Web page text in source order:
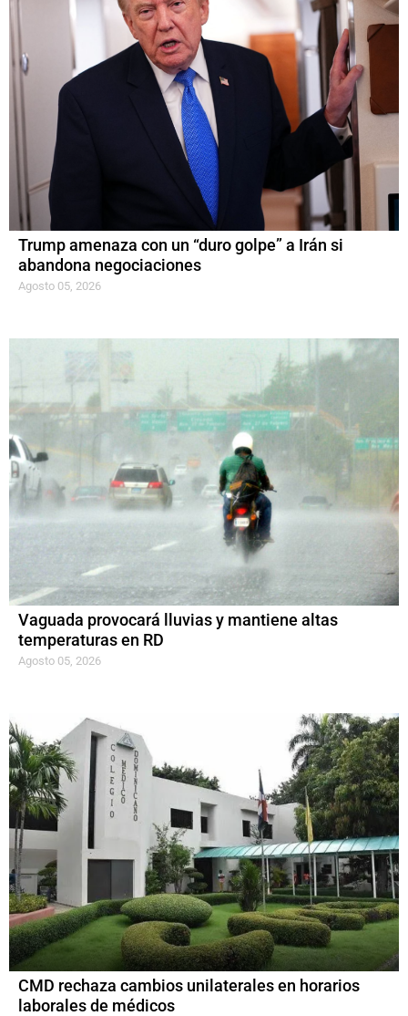
Trump amenaza con un “duro golpe” a Irán si
abandona negociaciones
Agosto 05, 2026
Vaguada provocará lluvias y mantiene altas
temperaturas en RD
Agosto 05, 2026
CMD rechaza cambios unilaterales en horarios
laborales de médicos